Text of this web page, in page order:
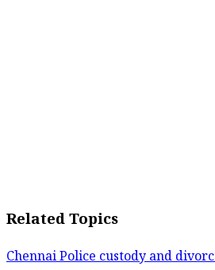
Related Topics
Chennai Policecustody and